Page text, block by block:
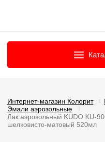
Интернет-магазин Колорит
Эмали аэрозольные
Лак аэрозольный KUDO KU-
шелковисто-матовый 520мл